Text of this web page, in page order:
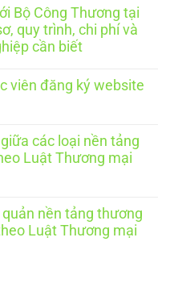
Bộ Công Thương tại
quy trình, chi phí và
cần biết
viên đăng ký website
các loại nền tảng
Luật Thương mại
nền tảng thương
Luật Thương mại